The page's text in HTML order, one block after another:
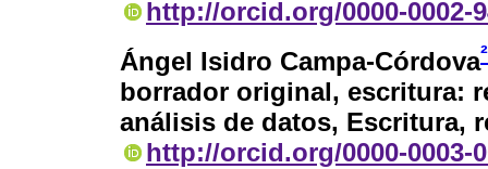
http://orcid.org/0000-0002-
Ángel Isidro Campa-Córdova²
borrador original, escritura:
análisis de datos, Escritura,
http://orcid.org/0000-0003-